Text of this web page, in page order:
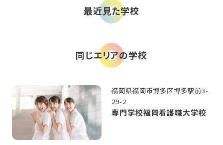
最近見た学校
同じエリアの学校
福岡県福岡市博多区博多駅前3-
29-2
専門学校福岡看護職大学校